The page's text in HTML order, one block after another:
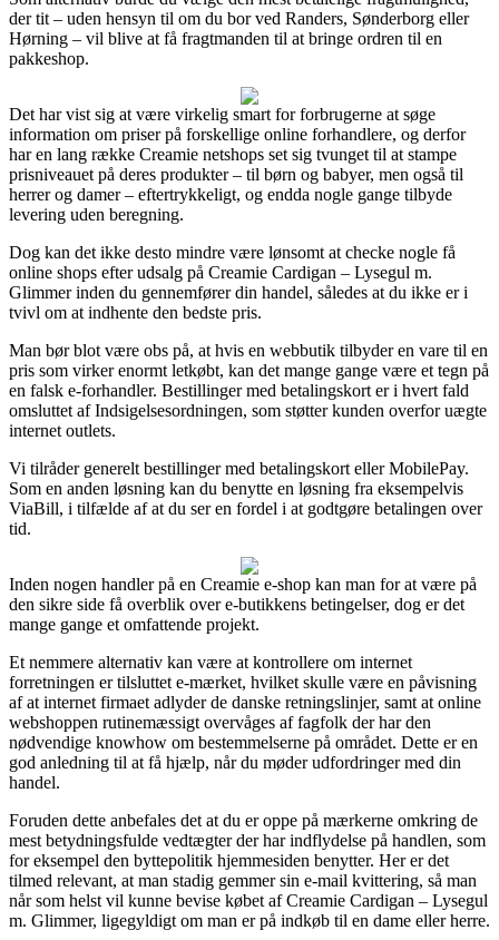
der tit – uden hensyn til om du bor ved Randers, Sønderborg eller
Hørning – vil blive at få fragtmanden til at bringe ordren til en
pakkeshop.
Det har vist sig at være virkelig smart for forbrugerne at søge
information om priser på forskellige online forhandlere, og derfor
har en lang række Creamie netshops set sig tvunget til at stampe
prisniveauet på deres produkter – til børn og babyer, men også til
herrer og damer – eftertrykkeligt, og endda nogle gange tilbyde
levering uden beregning.
Dog kan det ikke desto mindre være lønsomt at checke nogle få
online shops efter udsalg på Creamie Cardigan – Lysegul m.
Glimmer inden du gennemfører din handel, således at du ikke er i
tvivl om at indhente den bedste pris.
Man bør blot være obs på, at hvis en webbutik tilbyder en vare til en
pris som virker enormt letkøbt, kan det mange gange være et tegn på
en falsk e-forhandler. Bestillinger med betalingskort er i hvert fald
omsluttet af Indsigelsesordningen, som støtter kunden overfor uægte
internet outlets.
Vi tilråder generelt bestillinger med betalingskort eller MobilePay.
Som en anden løsning kan du benytte en løsning fra eksempelvis
ViaBill, i tilfælde af at du ser en fordel i at godtgøre betalingen over
tid.
Inden nogen handler på en Creamie e-shop kan man for at være på
den sikre side få overblik over e-butikkens betingelser, dog er det
mange gange et omfattende projekt.
Et nemmere alternativ kan være at kontrollere om internet
forretningen er tilsluttet e-mærket, hvilket skulle være en påvisning
af at internet firmaet adlyder de danske retningslinjer, samt at online
webshoppen rutinemæssigt overvåges af fagfolk der har den
nødvendige knowhow om bestemmelserne på området. Dette er en
god anledning til at få hjælp, når du møder udfordringer med din
handel.
Foruden dette anbefales det at du er oppe på mærkerne omkring de
mest betydningsfulde vedtægter der har indflydelse på handlen, som
for eksempel den byttepolitik hjemmesiden benytter. Her er det
tilmed relevant, at man stadig gemmer sin e-mail kvittering, så man
når som helst vil kunne bevise købet af Creamie Cardigan – Lysegul
m. Glimmer, ligegyldigt om man er på indkøb til en dame eller herre.